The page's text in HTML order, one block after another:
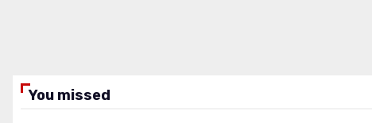
You missed